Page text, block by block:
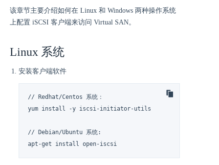
该章节主要介绍如何在 Linux 和 Windows 两种操作系统
上配置 iSCSI 客户端来访问 Virtual SAN。
Linux 系统
安装客户端软件
// Redhat/Centos 系统：
yum install -y iscsi-initiator-utils
// Debian/Ubuntu 系统:
apt-get install open-iscsi